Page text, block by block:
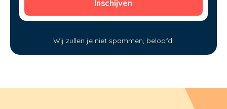
Wij zullen je niet spammen, beloofd!